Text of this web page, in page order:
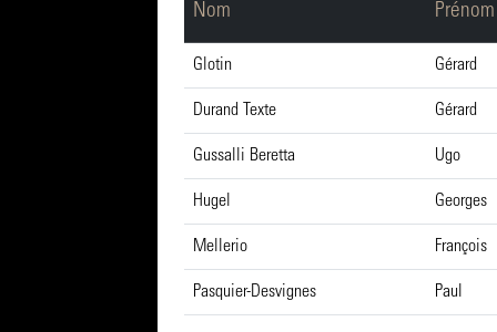
Nom Prénom
Glotin Gérard
Durand Texte Gérard
Gussalli Beretta Ugo
Hugel Georges
Mellerio François
Pasquier-Desvignes Paul